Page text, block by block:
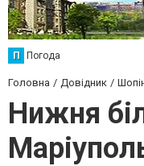
П Погода
Головна Довідник
Нижня